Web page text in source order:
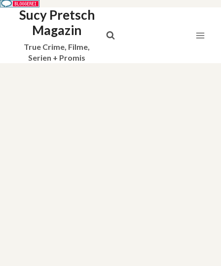
Sucy Pretsch
Magazin
True Crime, Filme,
Serien + Promis